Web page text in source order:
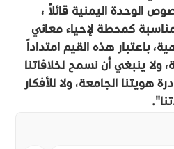
الوحدة اليمنية قائلاً ،
كمحطة لإحياء معاني
باعتبار هذه القيم امتداداً
ولا ينبغي أن نسمح لخلافاتنا
هويتنا الجامعة، ولا للأفكار